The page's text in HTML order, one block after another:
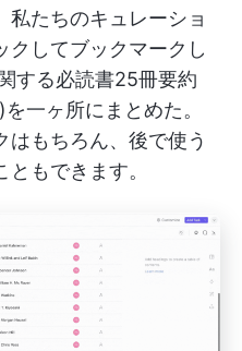
私たちのキュレーショ
クしてブックマークし
する必読書25冊要約
一ヶ所にまとめた。
はもちろん、後で使う
もできます。